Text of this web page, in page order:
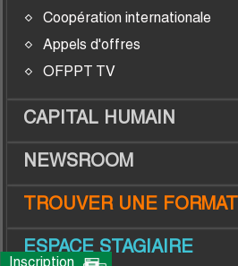
Coopération internationale
Appels d'offres
OFPPT TV
CAPITAL HUMAIN
NEWSROOM
TROUVER UNE
ESPACE STAGIAIRE
Inscription